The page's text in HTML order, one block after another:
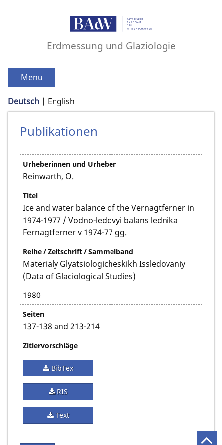
Erdmessung und Glaziologie
Menu
Deutsch English
Publikationen
Urheberinnen und Urheber
Reinwarth, O.
Titel
Ice and water balance of the Vernagtferner in
1974-1977 / Vodno-ledovyi balans lednika
Fernagtferner v 1974-77 gg.
Reihe / Zeitschrift / Sammelband
Materialy Glyatsiologicheskikh Issledovaniy
(Data of Glaciological Studies)
1980
Seiten
137-138 and 213-214
Zitiervorschläge
BibTex
RIS
Text